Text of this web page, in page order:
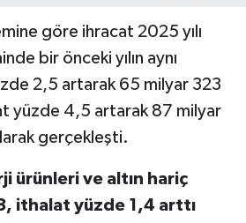
göre ihracat 2025 yılı
bir önceki yılın aynı
2,5 artarak 65 milyar 323
yüzde 4,5 artarak 87 milyar
gerçekleşti.
ürünleri ve altın hariç
ithalat yüzde 1,4 arttı